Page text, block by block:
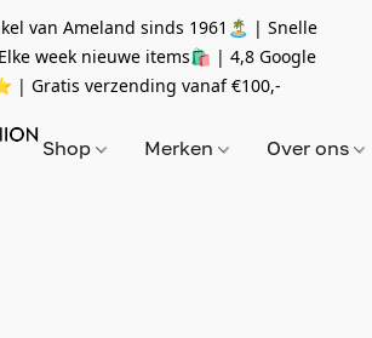
van Ameland sinds 1961🏝 | Snelle
week nieuwe items🛍 | 4,8 Google
| Gratis verzending vanaf€100,-
Shop Merken Over ons